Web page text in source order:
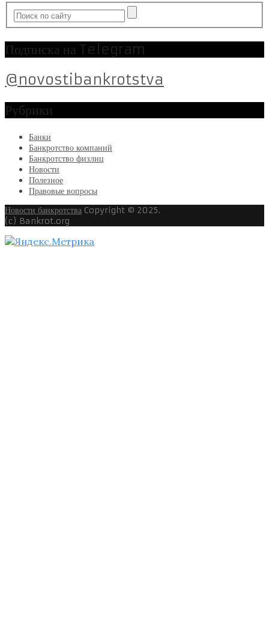
Подписка на Telegram
@novostibankrotstva
Рубрики
Банки
Банкротство компаний
Банкротство физлиц
Новости
Полезное
Правовые вопросы
Новости банкротства Copyright © 2025.
(c) Bankrot.org